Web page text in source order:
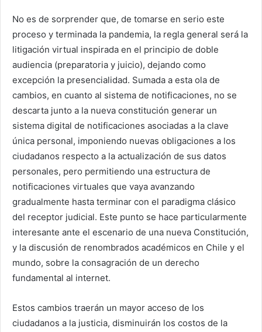
No es de sorprender que, de tomarse en serio este
proceso y terminada la pandemia, la regla general será la
litigación virtual inspirada en el principio de doble
audiencia (preparatoria y juicio), dejando como
excepción la presencialidad. Sumada a esta ola de
cambios, en cuanto al sistema de notificaciones, no se
descarta junto a la nueva constitución generar un
sistema digital de notificaciones asociadas a la clave
única personal, imponiendo nuevas obligaciones a los
ciudadanos respecto a la actualización de sus datos
personales, pero permitiendo una estructura de
notificaciones virtuales que vaya avanzando
gradualmente hasta terminar con el paradigma clásico
del receptor judicial. Este punto se hace particularmente
interesante ante el escenario de una nueva Constitución,
y la discusión de renombrados académicos en Chile y el
mundo, sobre la consagración de un derecho
fundamental al internet.
Estos cambios traerán un mayor acceso de los
ciudadanos a la justicia, disminuirán los costos de la